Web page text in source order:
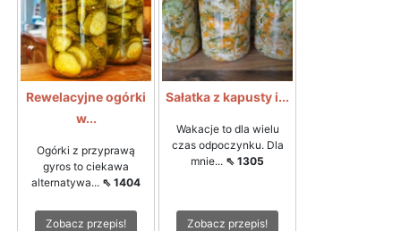
Rewelacyjne ogórki
w...
Ogórki z przyprawą
gyros to ciekawa
alternatywa... ⇖ 1404
Zobacz przepis!
Sałatka z kapusty i...
Wakacje to dla wielu
czas odpoczynku. Dla
mnie... ⇖ 1305
Zobacz przepis!